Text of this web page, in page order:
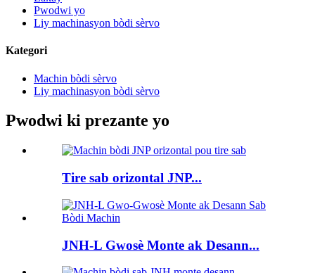
Pwodwi yo
Liy machinasyon bòdi sèrvo
Kategori
Machin bòdi sèrvo
Liy machinasyon bòdi sèrvo
Pwodwi ki prezante yo
Tire sab orizontal JNP...
JNH-L Gwosè Monte ak Desann...